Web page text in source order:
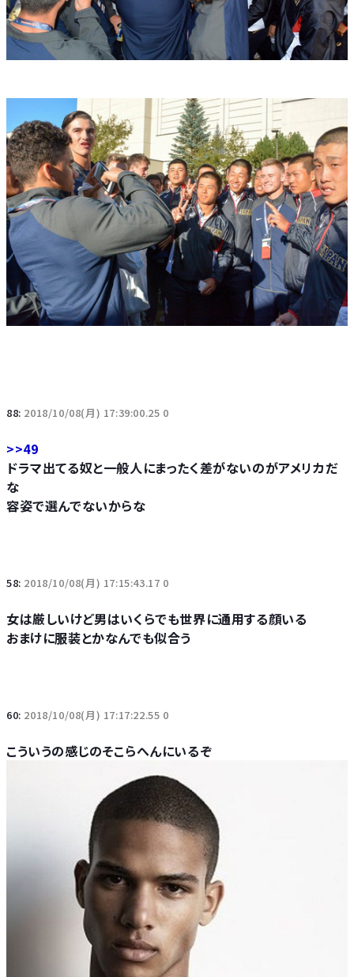
88: 2018/10/08(月) 17:39:00.25 0
>>49
ドラマ出てる奴と一般人にまったく差がないのがアメリカだ
な
容姿で選んでないからな
58: 2018/10/08(月) 17:15:43.17 0
女は厳しいけど男はいくらでも世界に通用する顔いる
おまけに服装とかなんでも似合う
60: 2018/10/08(月) 17:17:22.55 0
こういうの感じのそこらへんにいるぞ